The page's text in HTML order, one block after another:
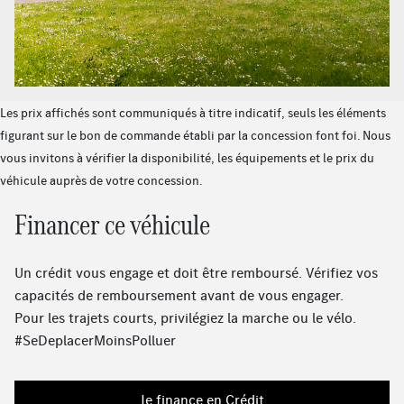
Assistant de signalisation routière
Ciel de pavillon en tissu noir
Radio digitale
Assistant de limitation de vitesse actif
Climatisation automatique THERMOTRONIC 3 zones
Vitrage teinté et insonorisant en verre feuilleté
réfléchissant les infrarouges
Assistant de feux de route Plus
Prise de charge
Phares à LED dynamiques, circulation à droite
Console centrale en frêne noir à pores ouverts
Chargeur embarqué 7,4 kW AC
Kit carrosserie AMG
Prééquipement pour radio digitale
Système de sonorisation Surround Burmester®
Les prix affichés sont communiqués à titre indicatif, seuls les éléments
figurant sur le bon de commande établi par la concession font foi. Nous
vous invitons à vérifier la disponibilité, les équipements et le prix du
véhicule auprès de votre concession.
Financer ce véhicule
Un crédit vous engage et doit être remboursé. Vérifiez vos
capacités de remboursement avant de vous engager.
Pour les trajets courts, privilégiez la marche ou le vélo.
#SeDeplacerMoinsPolluer
Je finance en Crédit